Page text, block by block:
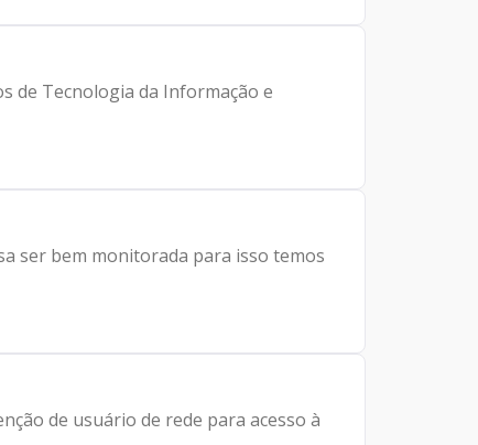
de Tecnologia da Informação e
ser bem monitorada para isso temos
de usuário de rede para acesso à